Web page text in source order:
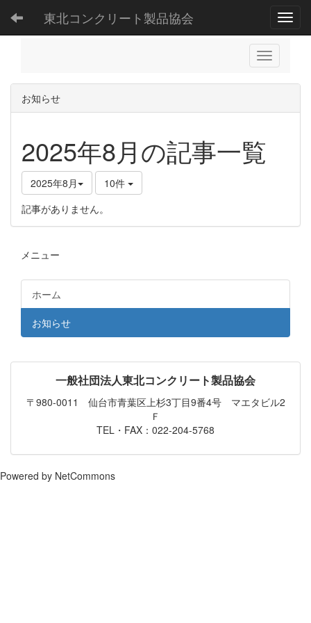
東北コンクリート製品協会
お知らせ
2025年8月の記事一覧
2025年8月
10件
記事がありません。
メニュー
ホーム
お知らせ
一般社団法人東北コンクリート製品協会
〒980-0011 仙台市青葉区上杉3丁目9番4号 マエタビル2
Ｆ
TEL・FAX：022-204-5768
Powered by NetCommons